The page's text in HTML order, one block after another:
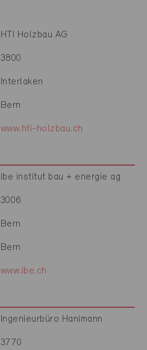
HTI Holzbau AG
3800
Interlaken
Bern
www.hti-holzbau.ch
ibe institut bau + energie ag
3006
Bern
Bern
www.ibe.ch
Ingenieurbüro Hanimann
3770